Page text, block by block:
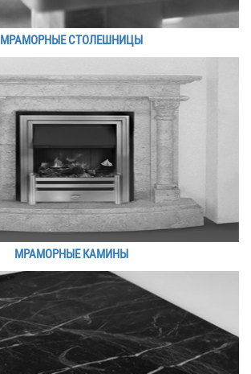
МРАМОРНЫЕ СТОЛЕШНИЦЫ
МРАМОРНЫЕ КАМИНЫ